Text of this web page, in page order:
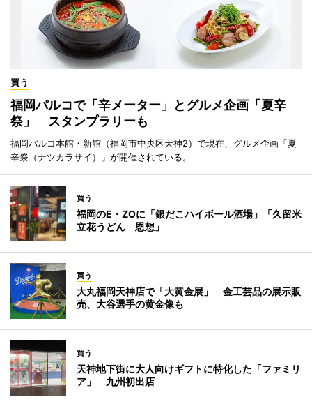
買う
福岡パルコで「辛メーター」とグルメ企画「夏辛
祭」 スタンプラリーも
福岡パルコ本館・新館（福岡市中央区天神2）で現在、グルメ企画「夏
辛祭（ナツカラサイ）」が開催されている。
買う
福岡のE・ZOに「銀だこハイボール酒場」「久留米
立花うどん 恩想」
買う
大丸福岡天神店で「大黄金展」 金工芸品の展示販
売、大谷選手の黄金像も
買う
天神地下街に大人向けギフトに特化した「ファミリ
ア」 九州初出店